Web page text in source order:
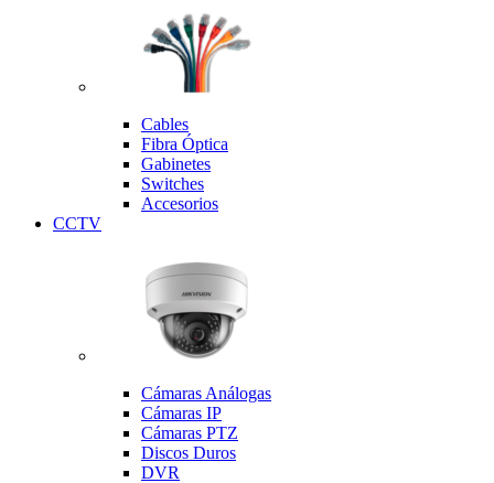
Cables
Fibra Óptica
Gabinetes
Switches
Accesorios
CCTV
Cámaras Análogas
Cámaras IP
Cámaras PTZ
Discos Duros
DVR